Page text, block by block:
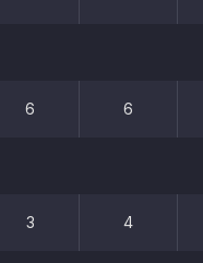
6 6
3 4